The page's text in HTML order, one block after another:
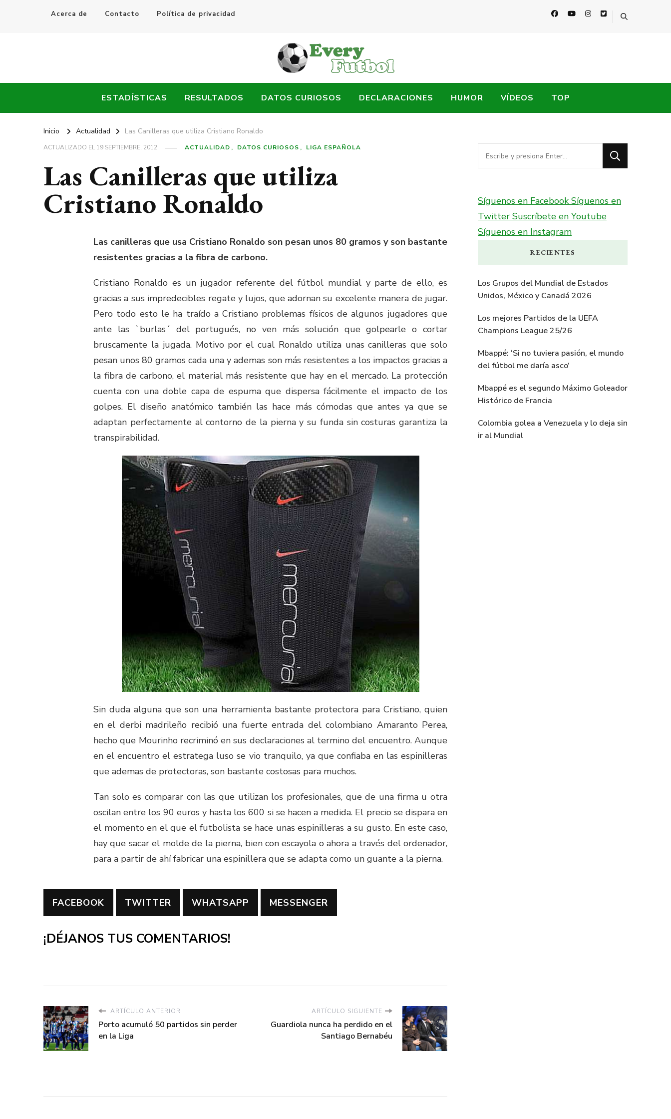
Acerca de Contacto Política de privacidad
Every Fútbol
ESTADÍSTICAS RESULTADOS DATOS CURIOSOS DECLARACIONES HUMOR VÍDEOS TOP
Inicio Actualidad Las Canilleras que utiliza Cristiano Ronaldo
ACTUALIZADO EL19 SEPTIEMBRE, 2012 ACTUALIDAD DATOS CURIOSOS LIGA ESPAÑOLA
Las Canilleras que utiliza
Cristiano Ronaldo
Las canilleras que usa Cristiano Ronaldo son pesan unos 80 gramos y son bastante
resistentes gracias a la fibra de carbono.
Cristiano Ronaldo es un jugador referente del fútbol mundial y parte de ello, es
gracias a sus impredecibles regate y lujos, que adornan su excelente manera de jugar.
Pero todo esto le ha traído a Cristiano problemas físicos de algunos jugadores que
ante las `burlas´ del portugués, no ven más solución que golpearle o cortar
bruscamente la jugada. Motivo por el cual Ronaldo utiliza unas canilleras que solo
pesan unos 80 gramos cada una y ademas son más resistentes a los impactos gracias a
la fibra de carbono, el material más resistente que hay en el mercado. La protección
cuenta con una doble capa de espuma que dispersa fácilmente el impacto de los
golpes. El diseño anatómico también las hace más cómodas que antes ya que se
adaptan perfectamente al contorno de la pierna y su funda sin costuras garantiza la
transpirabilidad.
Sin duda alguna que son una herramienta bastante protectora para Cristiano, quien
en el derbi madrileño recibió una fuerte entrada del colombiano Amaranto Perea,
hecho que Mourinho recriminó en sus declaraciones al termino del encuentro. Aunque
en el encuentro el estratega luso se vio tranquilo, ya que confiaba en las espinilleras
que ademas de protectoras, son bastante costosas para muchos.
Tan solo es comparar con las que utilizan los profesionales, que de una firma u otra
oscilan entre los 90 euros y hasta los 600 si se hacen a medida. El precio se dispara en
el momento en el que el futbolista se hace unas espinilleras a su gusto. En este caso,
hay que sacar el molde de la pierna, bien con escayola o ahora a través del ordenador,
para a partir de ahí fabricar una espinillera que se adapta como un guante a la pierna.
FACEBOOK TWITTER WHATSAPP MESSENGER
¡DÉJANOS TUS COMENTARIOS!
ARTÍCULO ANTERIOR
Porto acumuló 50 partidos sin perder
en la Liga
ARTÍCULO SIGUIENTE
Guardiola nunca ha perdido en el
Santiago Bernabéu
¿Buscas
algo?
Síguenos en FacebookSíguenos en
Twitter Suscríbete en Youtube
Síguenos en Instagram
RECIENTES
Los Grupos del Mundial de Estados
Unidos, México y Canadá 2026
Los mejores Partidos de la UEFA
Champions League 25/26
Mbappé: ‘Si no tuviera pasión, el mundo
del fútbol me daría asco’
Mbappé es el segundo Máximo Goleador
Histórico de Francia
Colombia golea a Venezuela y lo deja sin
ir al Mundial